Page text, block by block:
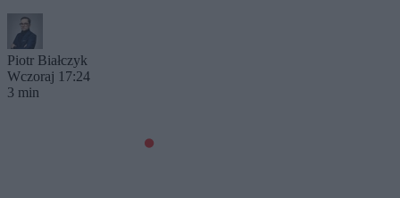
Piotr Białczyk
Wczoraj 17:24
3 min